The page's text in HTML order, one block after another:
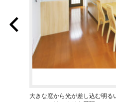
大きな窓から光が差し込む明